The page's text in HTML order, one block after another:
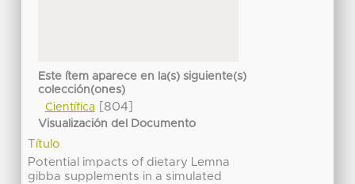
Este ítem aparece en la(s) siguiente(s)
colección(ones)
Científica[804]
Visualización del Documento
Título
Potential impacts of dietary Lemna
gibba supplements in a simulated